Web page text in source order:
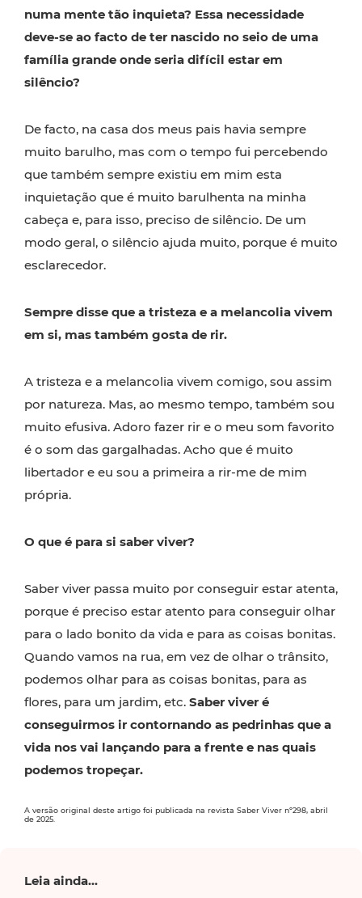
numa mente tão inquieta? Essa necessidade
deve-se ao facto de ter nascido no seio de uma
família grande onde seria difícil estar em
silêncio?
De facto, na casa dos meus pais havia sempre
muito barulho, mas com o tempo fui percebendo
que também sempre existiu em mim esta
inquietação que é muito barulhenta na minha
cabeça e, para isso, preciso de silêncio. De um
modo geral, o silêncio ajuda muito, porque é muito
esclarecedor.
Sempre disse que a tristeza e a melancolia vivem
em si, mas também gosta de rir.
A tristeza e a melancolia vivem comigo, sou assim
por natureza. Mas, ao mesmo tempo, também sou
muito efusiva. Adoro fazer rir e o meu som favorito
é o som das gargalhadas. Acho que é muito
libertador e eu sou a primeira a rir-me de mim
própria.
O que é para si saber viver?
Saber viver passa muito por conseguir estar atenta,
porque é preciso estar atento para conseguir olhar
para o lado bonito da vida e para as coisas bonitas.
Quando vamos na rua, em vez de olhar o trânsito,
podemos olhar para as coisas bonitas, para as
flores, para um jardim, etc. Saber viver é
conseguirmos ir contornando as pedrinhas que a
vida nos vai lançando para a frente e nas quais
podemos tropeçar.
A versão original deste artigo foi publicada na revista Saber Viver nº298, abril
de 2025.
Leia ainda...